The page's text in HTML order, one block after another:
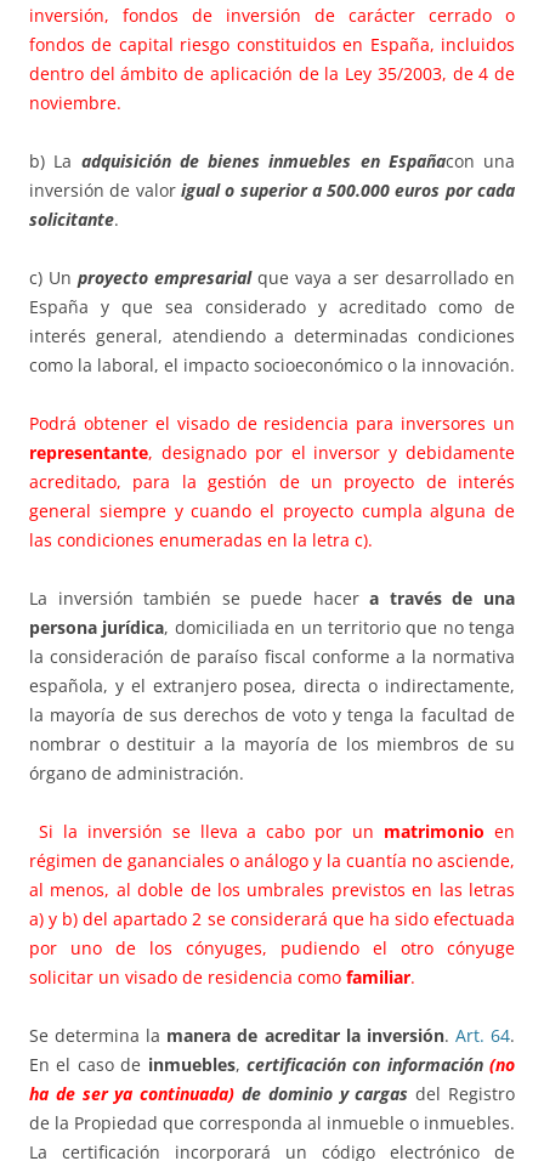
inversión, fondos de inversión de carácter cerrado o
fondos de capital riesgo constituidos en España, incluidos
dentro del ámbito de aplicación de la Ley 35/2003, de 4 de
noviembre.
b) La adquisición de bienes inmuebles en Españacon una
inversión de valor igual o superior a 500.000 euros por cada
solicitante.
c) Un proyecto empresarial que vaya a ser desarrollado en
España y que sea considerado y acreditado como de
interés general, atendiendo a determinadas condiciones
como la laboral, el impacto socioeconómico o la innovación.
Podrá obtener el visado de residencia para inversores un
representante, designado por el inversor y debidamente
acreditado, para la gestión de un proyecto de interés
general siempre y cuando el proyecto cumpla alguna de
las condiciones enumeradas en la letra c).
La inversión también se puede hacera través de una
persona jurídica, domiciliada en un territorio que no tenga
la consideración de paraíso fiscal conforme a la normativa
española, y el extranjero posea, directa o indirectamente,
la mayoría de sus derechos de voto y tenga la facultad de
nombrar o destituir a la mayoría de los miembros de su
órgano de administración.
Si la inversión se lleva a cabo por un matrimonio en
régimen de gananciales o análogo y la cuantía no asciende,
al menos, al doble de los umbrales previstos en las letras
a) y b) del apartado 2 se considerará que ha sido efectuada
por uno de los cónyuges, pudiendo el otro cónyuge
solicitar un visado de residencia como familiar.
Se determina la manera de acreditar la inversión. Art. 64.
En el caso de inmuebles, certificación con información (no
ha de ser ya continuada) de dominio y cargas del Registro
de la Propiedad que corresponda al inmueble o inmuebles.
La certificación incorporará un código electrónico de